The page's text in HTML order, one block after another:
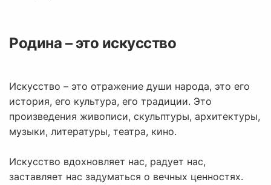
Родина – это искусство
Искусство – это отражение души народа, это его
история, его культура, его традиции. Это
произведения живописи, скульптуры, архитектуры,
музыки, литературы, театра, кино.
Искусство вдохновляет нас, радует нас,
заставляет нас задуматься о вечных ценностях.